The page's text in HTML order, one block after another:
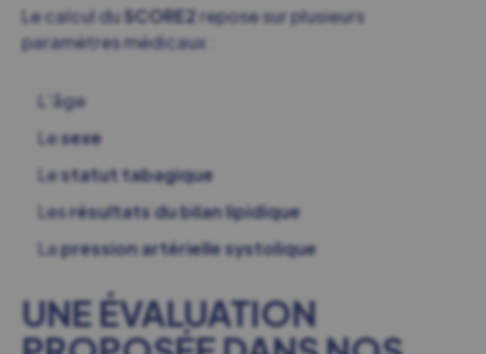
Le calcul duSCORE2repose sur plusieurs
paramètres médicaux :
L’âge
Lesexe
Lestatut tabagique
Lesrésultats du bilan lipidique
Lapression artérielle systolique
UNE ÉVALUATION